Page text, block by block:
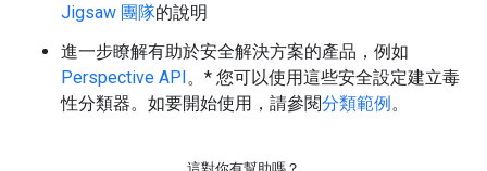
Jigsaw 團隊的說明
進一步瞭解有助於安全解決方案的產品，例如
Perspective API。* 您可以使用這些安全設定建立毒
性分類器。如要開始使用，請參閱分類範例。